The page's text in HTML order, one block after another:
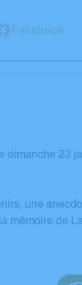
Facebook
dimanche 23
une
mémoire de